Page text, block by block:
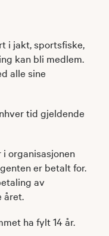
i jakt, sportsfiske,
kan bli medlem.
alle sine
tid gjeldende
organisasjonen
er betalt for.
av
året.
ha fylt 14 år.